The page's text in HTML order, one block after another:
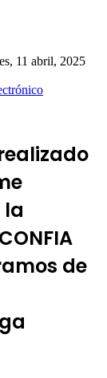
11 abril, 2025
la
de